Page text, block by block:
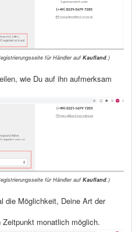
für Händler aufKaufland.)
wie Du auf ihn aufmerksam
für Händler aufKaufland.)
die Möglichkeit, Deine Art der
monatlich möglich.